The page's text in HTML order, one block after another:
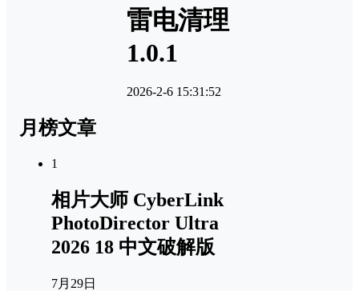
雷电清理
1.0.1
2026-2-6 15:31:52
月榜文章
1
相片大师 CyberLink
PhotoDirector Ultra
2026 18 中文破解版
7月29日